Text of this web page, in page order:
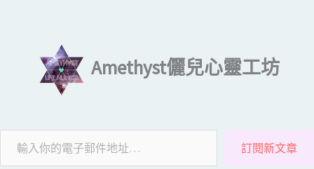
Amethyst儷兒心靈工坊
訂閱新文章